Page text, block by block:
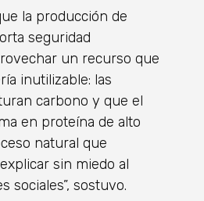
la producción de
seguridad
un recurso que
inutilizable: las
carbono y que el
en proteína de alto
natural que
sin miedo al
sociales”, sostuvo.